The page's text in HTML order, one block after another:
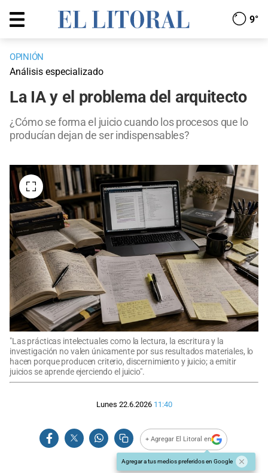
9°
OPINIÓN
Análisis especializado
La IA y el problema del arquitecto
¿Cómo se forma el juicio cuando los procesos que lo
producían dejan de ser indispensables?
"Las prácticas intelectuales como la lectura, la escritura y la
investigación no valen únicamente por sus resultados materiales, lo
hacen porque producen criterio, discernimiento y juicio; a emitir
juicios se aprende ejerciendo el juicio".
Lunes 22.6.2026 11:40
+ Agregar El Litoral en
Agregar a tus medios preferidos en Google